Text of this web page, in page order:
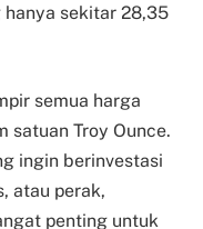
hanya sekitar 28,35
semua harga
satuan Troy Ounce.
ingin berinvestasi
atau perak,
penting untuk